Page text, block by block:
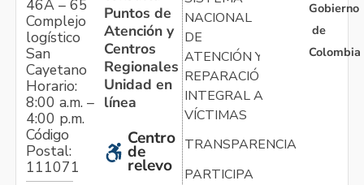
46A – 65
Complejo
logístico
San
Cayetano
Horario:
8:00 a.m. –
4:00 p.m.
Código
Postal:
111071
Puntos de
Atención y
Centros
Regionales
Unidad en
línea
Centro
de
relevo
NACIONAL
DE
ATENCIÓN Y
REPARACIÓN
INTEGRAL A
VÍCTIMAS
TRANSPARENCIA
PARTICIPA
Gobierno
de
Colombia